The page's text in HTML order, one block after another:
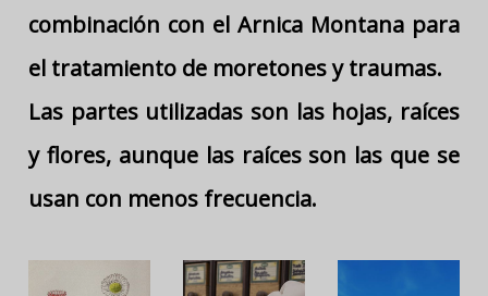
combinación con el Arnica Montana para
el tratamiento de moretones y traumas.
Las partes utilizadas son las hojas, raíces
y flores, aunque las raíces son las que se
usan con menos frecuencia.